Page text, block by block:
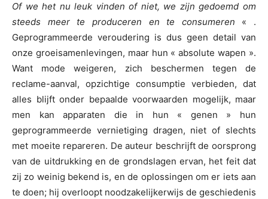
Of we het nu leuk vinden of niet, we zijn gedoemd om
steeds meer te produceren en te consumeren « .
Geprogrammeerde veroudering is dus geen detail van
onze groeisamenlevingen, maar hun « absolute wapen ».
Want mode weigeren, zich beschermen tegen de
reclame-aanval, opzichtige consumptie verbieden, dat
alles blijft onder bepaalde voorwaarden mogelijk, maar
men kan apparaten die in hun « genen » hun
geprogrammeerde vernietiging dragen, niet of slechts
met moeite repareren. De auteur beschrijft de oorsprong
van de uitdrukking en de grondslagen ervan, het feit dat
zij zo weinig bekend is, en de oplossingen om er iets aan
te doen; hij overloopt noodzakelijkerwijs de geschiedenis